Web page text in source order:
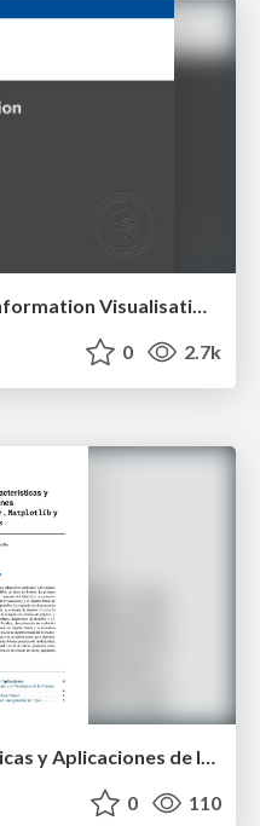
Interaction - Lecture 10 - Information Visualisation (4019538FNR)
0 2.7k
0 110